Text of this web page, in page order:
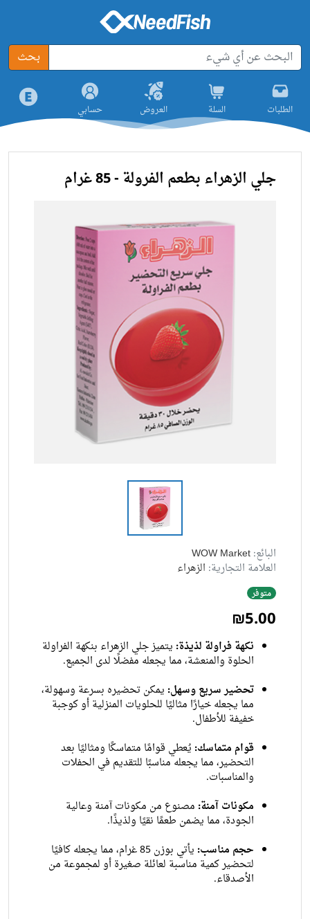
بحث
الطلبات السلة العروض حسابي
جلي الزهراء بطعم الفرولة - 85 غرام
البائع:WOW Market
العلامة التجارية: الزهراء
متوفر
₪5.00
نكهة فراولة لذيذة: يتميز جلي الزهراء بنكهة الفراولة
الحلوة والمنعشة، مما يجعله مفضلًا لدى الجميع.
تحضير سريع وسهل: يمكن تحضيره بسرعة وسهولة،
مما يجعله خيارًا مثاليًا للحلويات المنزلية أو كوجبة
خفيفة للأطفال.
قوام متماسك: يُعطي قوامًا متماسكًا ومثاليًا بعد
التحضير، مما يجعله مناسبًا للتقديم في الحفلات
والمناسبات.
مكونات آمنة: مصنوع من مكونات آمنة وعالية
الجودة، مما يضمن طعمًا نقيًا ولذيذًا.
حجم مناسب:
يأتي بوزن 85 غرام، مما يجعله كافيًا
لتحضير كمية مناسبة لعائلة صغيرة أو لمجموعة من
الأصدقاء.